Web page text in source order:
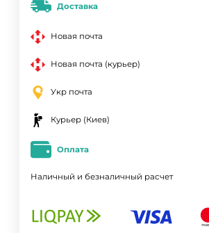
Доставка
Новая почта
Новая почта (курьер)
Укр почта
Курьер (Киев)
Оплата
Наличный и безналичный расчет